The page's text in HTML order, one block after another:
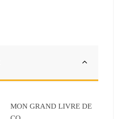
MON GRAND LIVRE DE